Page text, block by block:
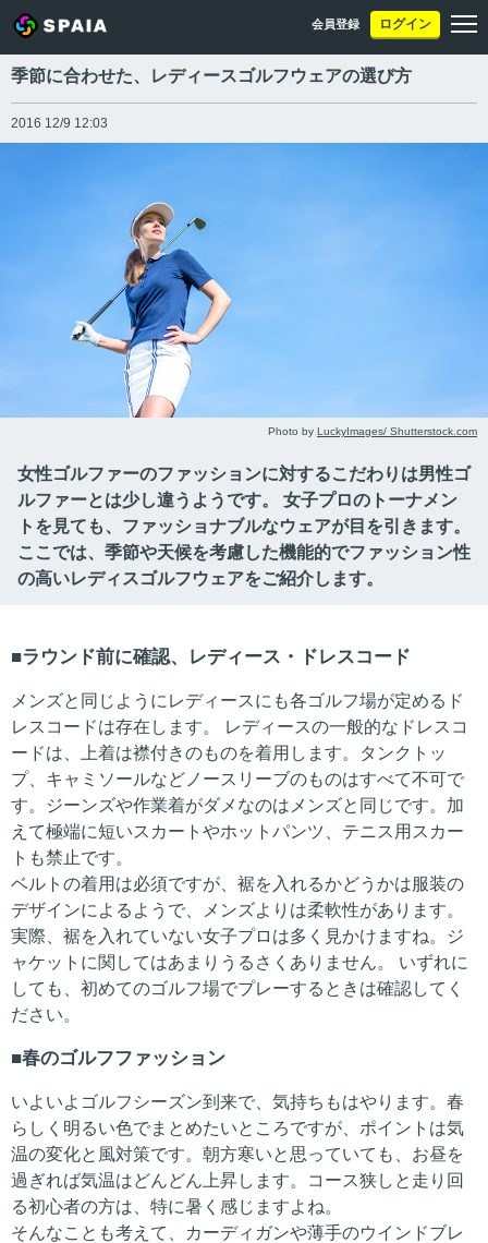
会員登録 ログイン
季節に合わせた、レディースゴルフウェアの選び方
2016 12/9 12:03
Photo by LuckyImages/ Shutterstock.com
女性ゴルファーのファッションに対するこだわりは男性ゴ
ルファーとは少し違うようです。 女子プロのトーナメン
トを見ても、ファッショナブルなウェアが目を引きます。
ここでは、季節や天候を考慮した機能的でファッション性
の高いレディスゴルフウェアをご紹介します。
ラウンド前に確認、レディース・ドレスコード
メンズと同じようにレディースにも各ゴルフ場が定めるド
レスコードは存在します。 レディースの一般的なドレスコ
ードは、上着は襟付きのものを着用します。タンクトッ
プ、キャミソールなどノースリーブのものはすべて不可で
す。ジーンズや作業着がダメなのはメンズと同じです。加
えて極端に短いスカートやホットパンツ、テニス用スカー
トも禁止です。
ベルトの着用は必須ですが、裾を入れるかどうかは服装の
デザインによるようで、メンズよりは柔軟性があります。
実際、裾を入れていない女子プロは多く見かけますね。ジ
ャケットに関してはあまりうるさくありません。 いずれに
しても、初めてのゴルフ場でプレーするときは確認してく
ださい。
春のゴルフファッション
いよいよゴルフシーズン到来で、気持ちもはやります。春
らしく明るい色でまとめたいところですが、ポイントは気
温の変化と風対策です。朝方寒いと思っていても、お昼を
過ぎれば気温はどんどん上昇します。コース狭しと走り回
る初心者の方は、特に暑く感じますよね。
そんなことも考えて、カーディガンや薄手のウインドブレ